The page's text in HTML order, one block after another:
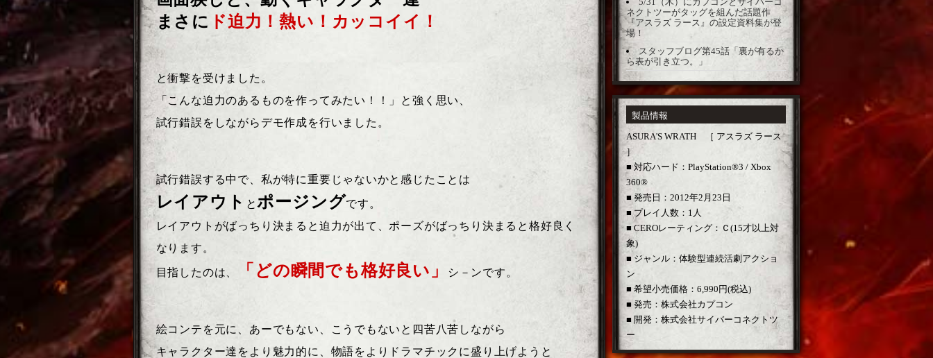
まさに ド迫力！熱い！カッコイイ！
と衝撃を受けました。
「こんな迫力のあるものを作ってみたい！！」と強く思い、
試行錯誤をしながらデモ作成を行いました。
試行錯誤する中で、私が特に重要じゃないかと感じたことは
レイアウト とポージングです。
レイアウトがばっちり決まると迫力が出て、ポーズがばっちり決まると格好良く
なります。
目指したのは、 「どの瞬間でも格好良い」 シ－ンです。
絵コンテを元に、あーでもない、こうでもないと四苦八苦しながら
キャラクター達をより魅力的に、物語をよりドラマチックに盛り上げようと
ネクトツーがタッグを組んだ話題作
『アスラズ ラース』の設定資料集が登
場！
スタッフブログ第45話「裏が有るか
ら表が引き立つ。」
製品情報
ASURA'S WRATH ［ アスラズ ラース
］
■ 対応ハード：PlayStation®3 / Xbox
360®
■ 発売日：2012年2月23日
■ プレイ人数：1人
■ CEROレーティング：Ｃ(15才以上対
象)
■ ジャンル：体験型連続活劇アクショ
ン
■ 希望小売価格：6,990円(税込)
■ 発売：株式会社カプコン
■ 開発：株式会社サイバーコネクトツ
ー